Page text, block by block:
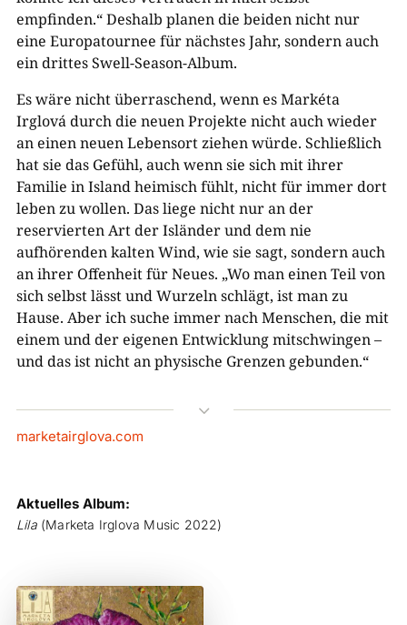
empfinden.“ Deshalb planen die beiden nicht nur
eine Europatournee für nächstes Jahr, sondern auch
ein drittes Swell-Season-Album.
Es wäre nicht überraschend, wenn es Markéta
Irglová durch die neuen Projekte nicht auch wieder
an einen neuen Lebensort ziehen würde. Schließlich
hat sie das Gefühl, auch wenn sie sich mit ihrer
Familie in Island heimisch fühlt, nicht für immer dort
leben zu wollen. Das liege nicht nur an der
reservierten Art der Isländer und dem nie
aufhörenden kalten Wind, wie sie sagt, sondern auch
an ihrer Offenheit für Neues. „Wo man einen Teil von
sich selbst lässt und Wurzeln schlägt, ist man zu
Hause. Aber ich suche immer nach Menschen, die mit
einem und der eigenen Entwicklung mitschwingen –
und das ist nicht an physische Grenzen gebunden.“
3
marketairglova.com
Aktuelles Album:
Lila(Marketa Irglova Music 2022)